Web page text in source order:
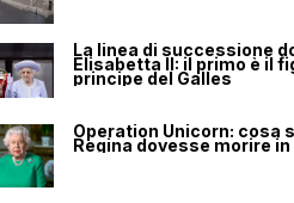
La linea di successione
Elisabetta II: il primo è il
principe del Galles
Operation Unicorn: cosa
Regina dovesse morire in